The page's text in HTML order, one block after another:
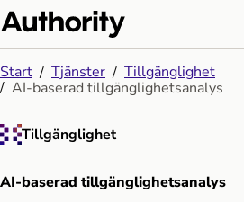
Start Tjänster
Tillgänglighet
AI-baserad tillgänglighetsanalys
Tillgänglighet
AI-baserad tillgänglighetsanalys